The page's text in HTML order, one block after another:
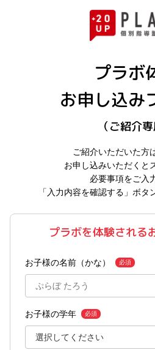
プラボ
お申し込み
（ご紹介専
ご紹介いただいた方
お申し込みいただくと
必要事項をご入
「入力内容を確認する」ボタ
プラボを体験される
お子様の名前（かな） 必須
お子様の学年 必須